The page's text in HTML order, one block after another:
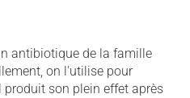
antibiotique de la famille
on l'utilise pour
son plein effet après